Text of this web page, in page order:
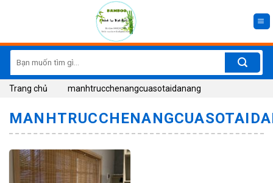
for:
Trang chủ manhtrucchenangcuasotaidanang